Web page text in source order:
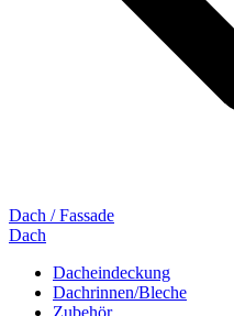
Dach / Fassade
Dach
Dacheindeckung
Dachrinnen/Bleche